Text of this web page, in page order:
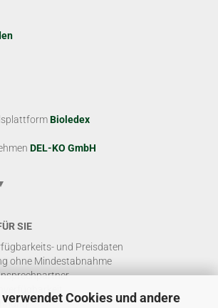
Cookies und andere
Bioledex
DEL-KO GmbH
SIE
und Preisdaten
ohne Mindestabnahme